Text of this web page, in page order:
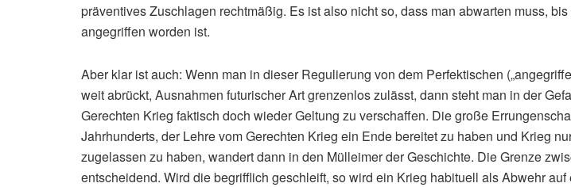
präventives Zuschlagen rechtmäßig. Es ist also nicht so, dass man abwarten muss,
angegriffen worden ist.
Aber klar ist auch: Wenn man in dieser Regulierung von dem Perfektischen
weit abrückt, Ausnahmen futurischer Art grenzenlos zulässt, dann steht man in der
Gerechten Krieg faktisch doch wieder Geltung zu verschaffen. Die große
Jahrhunderts, der Lehre vom Gerechten Krieg ein Ende bereitet zu haben und Krieg
zugelassen zu haben, wandert dann in den Mülleimer der Geschichte. Die Grenze
entscheidend. Wird die begrifflich geschleift, so wird ein Krieg habituell als Abwehr